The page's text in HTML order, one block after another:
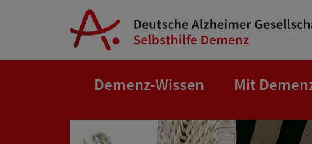
Springe zum Hauptinhalt
Demenz-Wissen Mit